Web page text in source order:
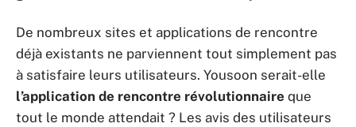
De nombreux sites et applications de rencontre
déjà existants ne parviennent tout simplement pas
à satisfaire leurs utilisateurs. Yousoon serait-elle
l’application de rencontre révolutionnaire que
tout le monde attendait ? Les avis des utilisateurs